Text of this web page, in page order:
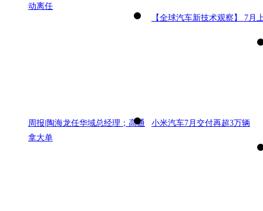
动离任
【全球汽车新技术观察】 7月
周报|陶海龙任华域总经理；高通
拿大单
小米汽车7月交付再超3万辆